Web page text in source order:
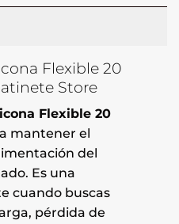
Flexible 20
Store
Flexible 20
mantener el
del
Es una
cuando buscas
pérdida de